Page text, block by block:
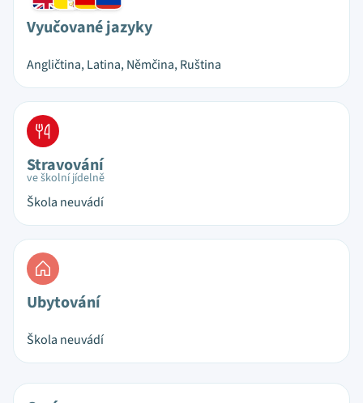
Vyučované jazyky
Angličtina, Latina, Němčina, Ruština
Stravování
ve školní jídelně
Škola neuvádí
Ubytování
Škola neuvádí